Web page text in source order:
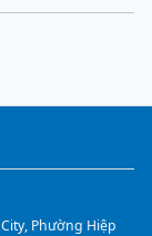
Phường Hiệp